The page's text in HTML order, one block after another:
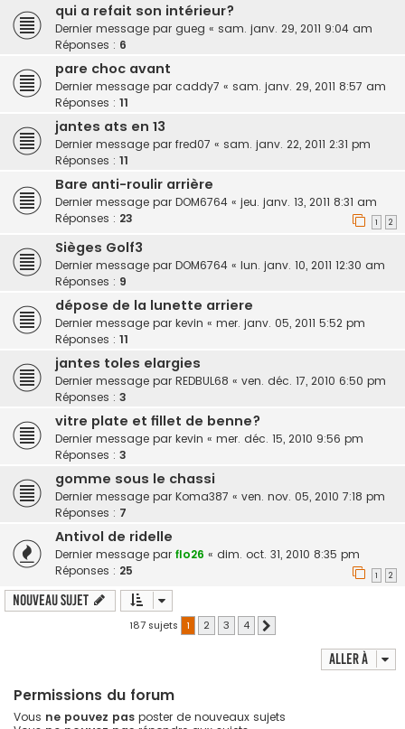
qui a refait son intérieur?
Dernier message par gueg « sam. janv. 29, 2011 9:04 am
Réponses : 6
pare choc avant
Dernier message par caddy7 « sam. janv. 29, 2011 8:57 am
Réponses : 11
jantes ats en 13
Dernier message par fred07 « sam. janv. 22, 2011 2:31 pm
Réponses : 11
Bare anti-roulir arrière
Dernier message par DOM6764 « jeu. janv. 13, 2011 8:31 am
Réponses : 23 1 2
Sièges Golf3
Dernier message par DOM6764 « lun. janv. 10, 2011 12:30 am
Réponses : 9
dépose de la lunette arriere
Dernier message par kevin « mer. janv. 05, 2011 5:52 pm
Réponses : 11
jantes toles elargies
Dernier message par REDBUL68 « ven. déc. 17, 2010 6:50 pm
Réponses : 3
vitre plate et fillet de benne?
Dernier message par kevin « mer. déc. 15, 2010 9:56 pm
Réponses : 3
gomme sous le chassi
Dernier message par Koma387 « ven. nov. 05, 2010 7:18 pm
Réponses : 7
Antivol de ridelle
Dernier message par flo26 « dim. oct. 31, 2010 8:35 pm
Réponses : 25 1 2
Nouveau sujet
187 sujets 1 2 3 4
Aller à
Permissions du forum
Vous ne pouvez pas poster de nouveaux sujets